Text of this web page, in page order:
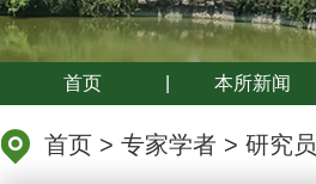
首页 本所新闻
首页 > 专家学者 > 研究员